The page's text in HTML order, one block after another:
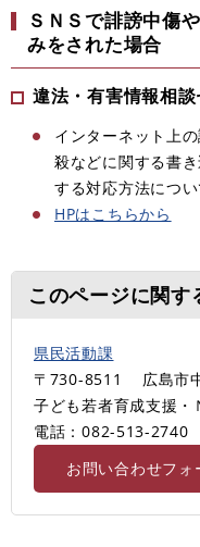
ＳＮＳで誹謗中傷
みをされた場合
違法・有害情報相
インターネット上
殺などに関する書
する対応方法につ
HPはこちらから
このページに関
県民活動課
〒730-8511
広島市
子ども若者育成支援・
電話：082-513-2740
お問い合わせフォ